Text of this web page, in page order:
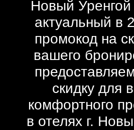
Новый Уренгой
актуальный в
промокод на
вашего
скидку для
комфортного
в отелях г.